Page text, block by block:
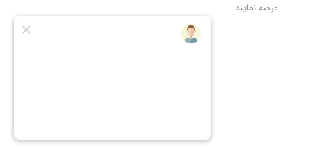
عرضه نمایند.